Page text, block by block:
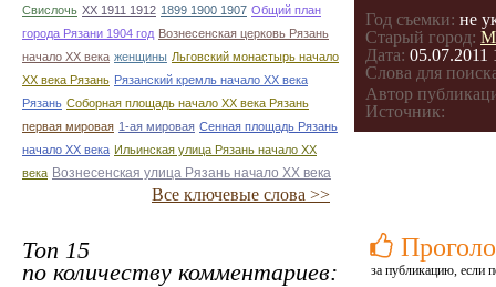
Свислочь XX 1911 1912 1899 1900 1907 Общий план
города Рязани 1904 год Вознесенская церковь Рязань
начало ХХ века женщины Льговский монастырь начало
ХХ века Рязань Рязанский кремль начало ХХ века
Рязань Соборная площадь начало ХХ века Рязань
первая мировая 1-ая мировая Сенная площадь Рязань
начало ХХ века Ильинская улица Рязань начало ХХ
века Вознесенская улица Рязань начало ХХ века
Все ключевые слова >>
Топ 15
по количеству комментариев:
Год съемки: не
Старый город:
Дата: 05.07.2011
Слова для
Автор
Источник:
за публикацию, если